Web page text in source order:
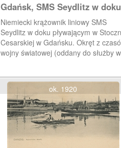
Gdańsk, SMS Seydlitz w doku
Stoczni Cesarskiej.
Niemiecki krążownik liniowy SMS
Seydlitz w doku pływającym w
Cesarskiej w Gdańsku. Okręt z
wojny światowej (oddany do służby w
ok. 1920